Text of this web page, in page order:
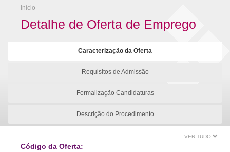
Início
Detalhe de Oferta de Emprego
Caracterização da Oferta
Requisitos de Admissão
Formalização Candidaturas
Descrição do Procedimento
VER TUDO
Código da Oferta: